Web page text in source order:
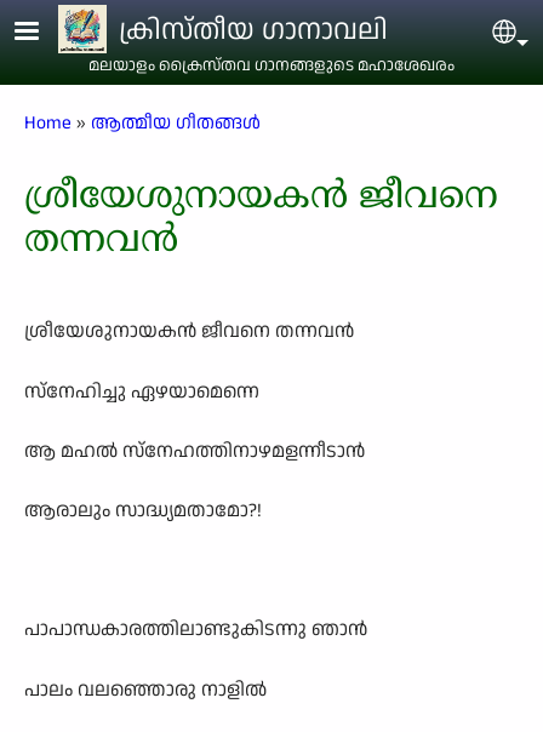
Skip to main contentക്രിസ്തീയ ഗാനാവലി
മലയാളം ക്രൈസ്തവ ഗാനങ്ങളുടെ മഹാശേഖരം
Breadcrumb
Home ആത്മീയ ഗീതങ്ങൾ
ശ്രീയേശുനായകൻ ജീവനെ
തന്നവൻ
ശ്രീയേശുനായകൻ ജീവനെ തന്നവൻ
സ്നേഹിച്ചു ഏഴയാമെന്നെ
ആ മഹൽ സ്നേഹത്തിനാഴമളന്നീടാൻ
ആരാലും സാദ്ധ്യമതാമോ?!
പാപാന്ധകാരത്തിലാണ്ടുകിടന്നു ഞാൻ
പാലം വലഞ്ഞൊരു നാളിൽ